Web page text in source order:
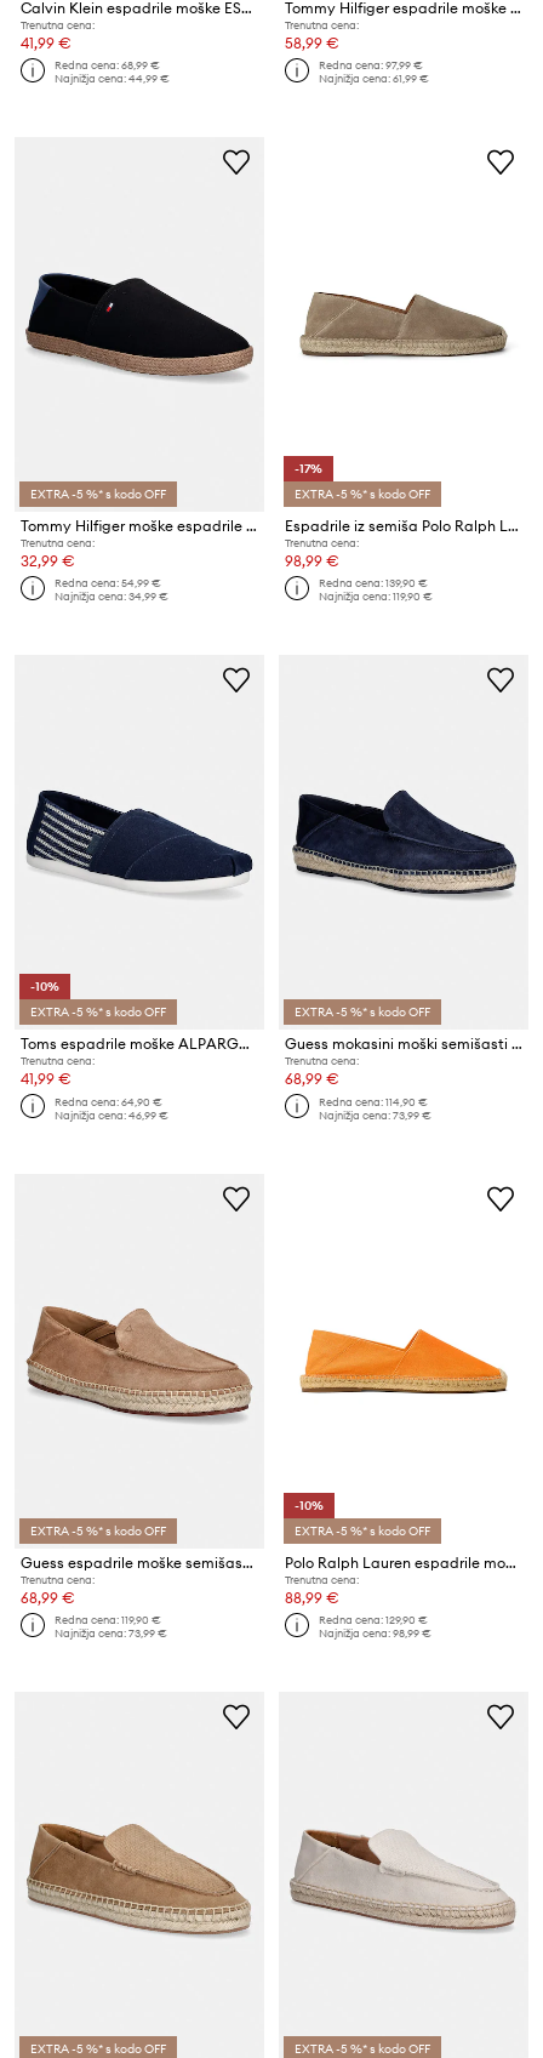
Calvin Klein espadrile moške ESS ESPADRILLE CV
Trenutna cena:
41,99 €
Redna cena:68,99 €
Najnižja cena:44,99 €
Tommy Hilfiger espadrile moške semišaste FLEXIBLE HILFIGER SDE ESPADRILLE
Trenutna cena:
58,99 €
Redna cena:97,99 €
Najnižja cena:61,99 €
EXTRA -5 %* s kodo OFF
Tommy Hilfiger moške espadrile CORE HILFIGER ESPADRILLE TEXTILE
Trenutna cena:
32,99 €
Redna cena:54,99 €
Najnižja cena:34,99 €
-17%
EXTRA -5 %* s kodo OFF
Espadrile iz semiša Polo Ralph Lauren Cevio V2 Clp
Trenutna cena:
98,99 €
Redna cena:139,90 €
Najnižja cena:119,90 €
-10%
EXTRA -5 %* s kodo OFF
Toms espadrile moške ALPARGATA CLASSIC
Trenutna cena:
41,99 €
Redna cena:64,90 €
Najnižja cena:46,99 €
EXTRA -5 %* s kodo OFF
Guess mokasini moški semišasti LOPADE
Trenutna cena:
68,99 €
Redna cena:114,90 €
Najnižja cena:73,99 €
EXTRA -5 %* s kodo OFF
Guess espadrile moške semišaste LOPADE
Trenutna cena:
68,99 €
Redna cena:119,90 €
Najnižja cena:73,99 €
-10%
EXTRA -5 %* s kodo OFF
Polo Ralph Lauren espadrile moške Cevio V2 Clp
Trenutna cena:
88,99 €
Redna cena:129,90 €
Najnižja cena:98,99 €
EXTRA -5 %* s kodo OFF EXTRA -5 %* s kodo OFF